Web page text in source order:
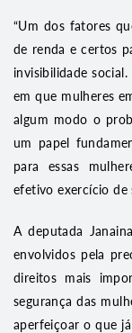
“Um dos fatores
de renda e certos
invisibilidade
em que mulheres
algum modo o
um papel
para essas
efetivo exercício de
A deputada
envolvidos pela
direitos mais
segurança das
aperfeiçoar o que